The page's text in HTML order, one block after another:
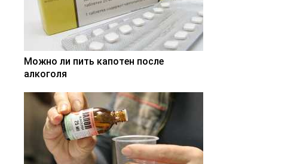
Можно ли пить капотен после
алкоголя